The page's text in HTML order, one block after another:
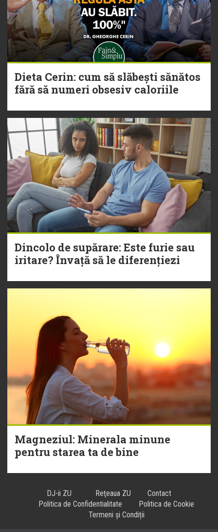
Dieta Cerin: cum să slăbești sănătos
fără să numeri obsesiv caloriile
Dincolo de supărare: Este furie sau
iritare? Învață să le diferențiezi
Magneziul: Minerala minune
pentru starea ta de bine
DJ-ii ZU Reţeaua ZU
Contact
Politica de Confidentialitate
Politica de Cookie
Termeni și Condiții